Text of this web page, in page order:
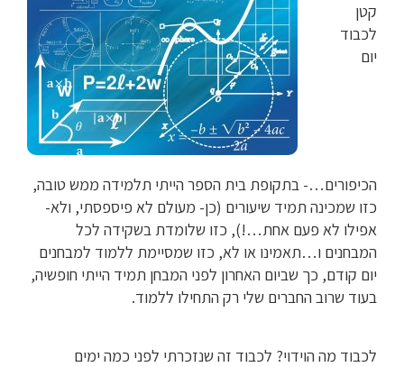
קטן
לכבוד
יום
הכיפורים…- בתקופת בית הספר הייתי תלמידה ממש טובה,
כזו שמכינה תמיד שיעורים (כן- מעולם לא פיספסתי, ולא-
אפילו לא פעם אחת…!), כזו שלומדת בשקידה לכל
המבחנים ו…תאמינו או לא, כזו שמסיימת ללמוד למבחנים
יום קודם, כך שביום האחרון לפני המבחן תמיד הייתי חופשיה,
בעוד שרוב החברים שלי רק התחילו ללמוד.
לכבוד מה הוידוי? לכבוד זה שנזכרתי לפני כמה ימים